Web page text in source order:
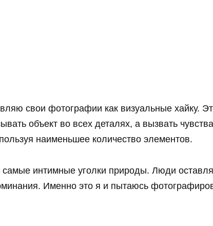
свои фотографии как визуальные хайку.
объект во всех деталях, а вызвать
наименьшее количество элементов.
интимные уголки природы. Люди
Именно это я и пытаюсь